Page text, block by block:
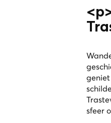
sfeer